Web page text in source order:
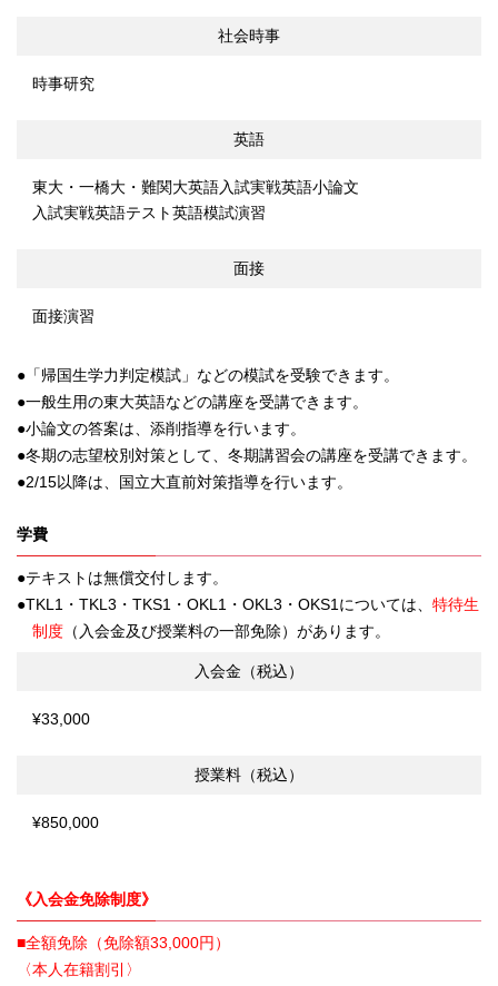
社会時事
時事研究
英語
東大・一橋大・難関大英語入試実戦英語小論文
入試実戦英語テスト英語模試演習
面接
面接演習
「帰国生学力判定模試」などの模試を受験できます。
一般生用の東大英語などの講座を受講できます。
小論文の答案は、添削指導を行います。
冬期の志望校別対策として、冬期講習会の講座を受講できます。
2/15以降は、国立大直前対策指導を行います。
学費
テキストは無償交付します。
TKL1・TKL3・TKS1・OKL1・OKL3・OKS1については、 特待生
制度 （入会金及び授業料の一部免除）があります。
入会金（税込）
¥33,000
授業料（税込）
¥850,000
《入会金免除制度》
■全額免除（免除額33,000円）
〈本人在籍割引〉